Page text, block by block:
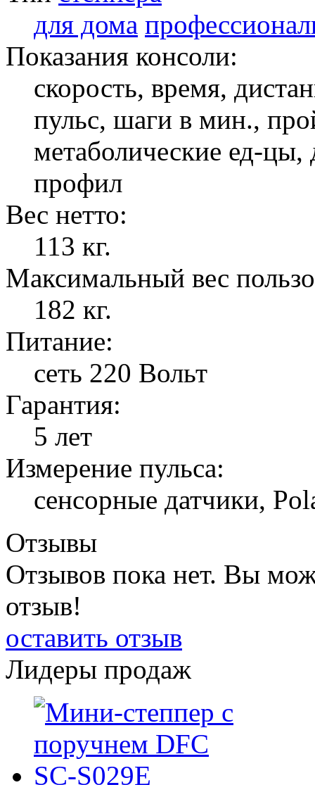
для дома
Показания консоли:
скорость, время,
пульс, шаги в мин.,
метаболические ед-
профил
Вес нетто:
113 кг.
Максимальный вес
182 кг.
Питание:
сеть 220 Вольт
Гарантия:
5 лет
Измерение пульса:
сенсорные датчики,
Отзывы
Отзывов пока нет. Вы
отзыв!
оставить отзыв
Лидеры продаж